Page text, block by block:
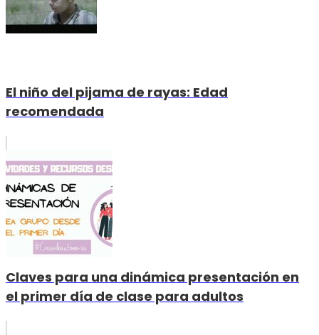
El niño del pijama de rayas: Edad
recomendada
Claves para una dinámica presentación en
el primer día de clase para adultos